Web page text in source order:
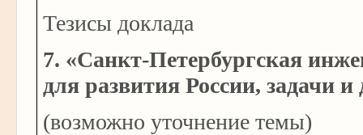
Тезисы доклада
7. «Санкт-Петербургская
для развития России, задачи
(возможно уточнение темы)